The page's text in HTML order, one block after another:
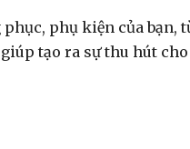
phụ kiện của bạn,
tạo ra sự thu hút cho